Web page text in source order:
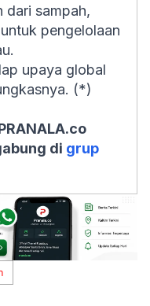
dari sampah,
pengelolaan
upaya global
(*)
di grup